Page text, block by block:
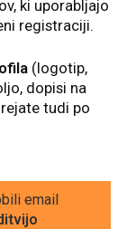
ki uporabljajo
registraciji.
(logotip,
dopisi na
tudi po
email